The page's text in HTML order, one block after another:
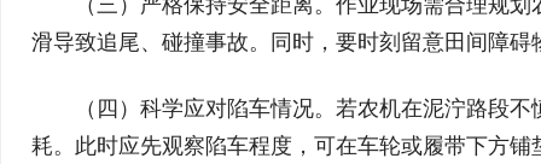
滑导致追尾、碰撞事故。同时，要时刻留意田间障
（四）科学应对陷车情况。若农机在泥泞路段
耗。此时应先观察陷车程度，可在车轮或履带下方